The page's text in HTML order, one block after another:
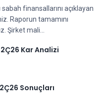
finansallarını açıklayan
Raporun tamamını
Şirket mali...
2Ç26 Kar Analizi
Sonuçları